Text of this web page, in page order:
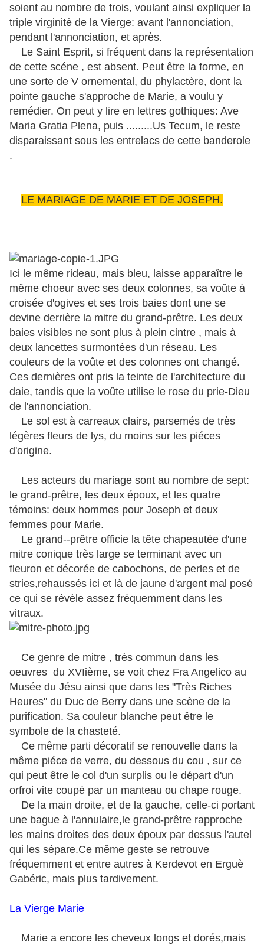
soient au nombre de trois, voulant ainsi expliquer la
triple virginitè de la Vierge: avant l'annonciation,
pendant l'annonciation, et après.
Le Saint Esprit, si fréquent dans la représentation
de cette scéne , est absent. Peut être la forme, en
une sorte de V ornemental, du phylactère, dont la
pointe gauche s'approche de Marie, a voulu y
remédier. On peut y lire en lettres gothiques: Ave
Maria Gratia Plena, puis .........Us Tecum, le reste
disparaissant sous les entrelacs de cette banderole
.
LE MARIAGE DE MARIE ET DE JOSEPH.
Ici le même rideau, mais bleu, laisse apparaître le
même choeur avec ses deux colonnes, sa voûte à
croisée d'ogives et ses trois baies dont une se
devine derrière la mitre du grand-prêtre. Les deux
baies visibles ne sont plus à plein cintre , mais à
deux lancettes surmontées d'un réseau. Les
couleurs de la voûte et des colonnes ont changé.
Ces dernières ont pris la teinte de l'architecture du
daie, tandis que la voûte utilise le rose du prie-Dieu
de l'annonciation.
Le sol est à carreaux clairs, parsemés de très
légères fleurs de lys, du moins sur les piéces
d'origine.
Les acteurs du mariage sont au nombre de sept:
le grand-prêtre, les deux époux, et les quatre
témoins: deux hommes pour Joseph et deux
femmes pour Marie.
Le grand--prêtre officie la tête chapeautée d'une
mitre conique très large se terminant avec un
fleuron et décorée de cabochons, de perles et de
stries,rehaussés ici et là de jaune d'argent mal posé
ce qui se révèle assez fréquemment dans les
vitraux.
Ce genre de mitre , très commun dans les
oeuvres du XVIième, se voit chez Fra Angelico au
Musée du Jésu ainsi que dans les "Très Riches
Heures" du Duc de Berry dans une scène de la
purification. Sa couleur blanche peut être le
symbole de la chasteté.
Ce même parti décoratif se renouvelle dans la
même piéce de verre, du dessous du cou , sur ce
qui peut être le col d'un surplis ou le départ d'un
orfroi vite coupé par un manteau ou chape rouge.
De la main droite, et de la gauche, celle-ci portant
une bague à l'annulaire,le grand-prêtre rapproche
les mains droites des deux époux par dessus l'autel
qui les sépare.Ce même geste se retrouve
fréquemment et entre autres à Kerdevot en Erguè
Gabéric, mais plus tardivement.
La Vierge Marie
Marie a encore les cheveux longs et dorés,mais